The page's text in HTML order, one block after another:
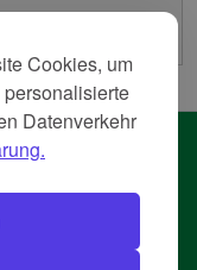
Cookies, um
Datenverkehr